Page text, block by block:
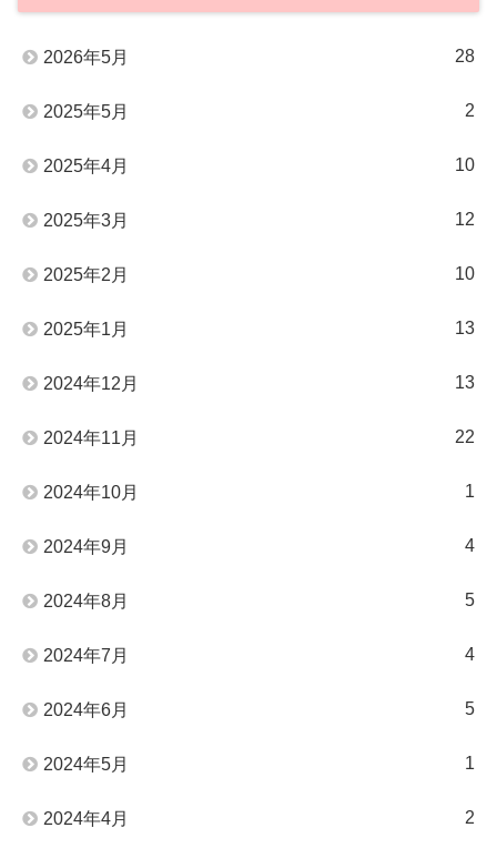
2026年5月 28
2025年5月 2
2025年4月 10
2025年3月 12
2025年2月 10
2025年1月 13
2024年12月 13
2024年11月 22
2024年10月 1
2024年9月 4
2024年8月 5
2024年7月 4
2024年6月 5
2024年5月 1
2024年4月 2